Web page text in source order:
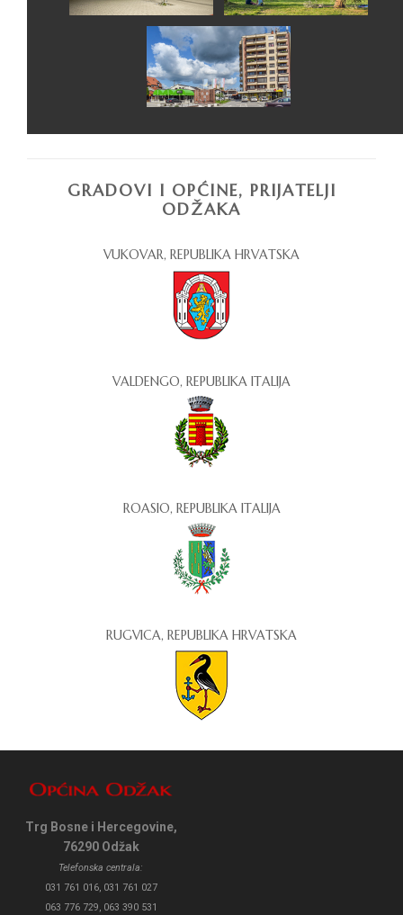
GRADOVI I OPĆINE, PRIJATELJI
ODŽAKA
VUKOVAR, REPUBLIKA HRVATSKA
VALDENGO, REPUBLIKA ITALIJA
ROASIO, REPUBLIKA ITALIJA
RUGVICA, REPUBLIKA HRVATSKA
Trg Bosne i Hercegovine,
76290 Odžak
Telefonska centrala:
031 761 016, 031 761 027
063 776 729, 063 390 531